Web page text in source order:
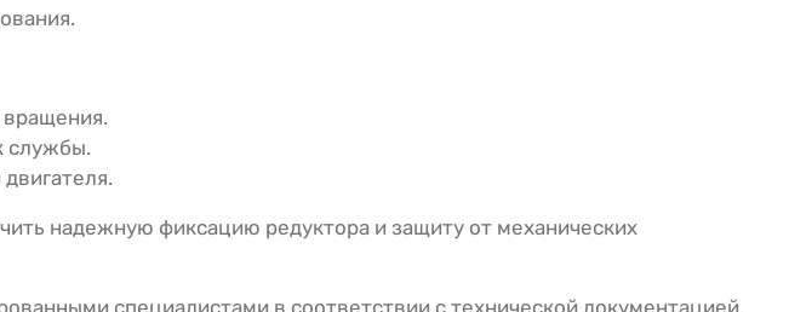
службы.
надежную фиксацию редуктора и защиту от механических
специалистами в соответствии с технической документацией.